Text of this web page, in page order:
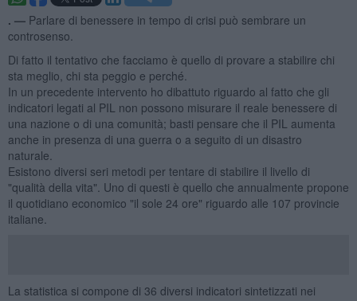
. — Parlare di benessere in tempo di crisi può sembrare un
controsenso.
Di fatto il tentativo che facciamo è quello di provare a stabilire chi
sta meglio, chi sta peggio e perché.
In un precedente intervento ho dibattuto riguardo al fatto che gli
indicatori legati al PIL non possono misurare il reale benessere di
una nazione o di una comunità; basti pensare che il PIL aumenta
anche in presenza di una guerra o a seguito di un disastro
naturale.
Esistono diversi seri metodi per tentare di stabilire il livello di
"qualità della vita". Uno di questi è quello che annualmente propone
il quotidiano economico "il sole 24 ore" riguardo alle 107 provincie
italiane.
La statistica si compone di 36 diversi indicatori sintetizzati nei